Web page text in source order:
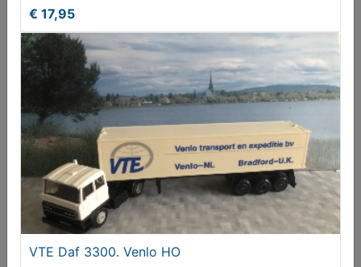
Spandoek (voetbal)
€ 17,95
VTE Daf 3300. Venlo HO